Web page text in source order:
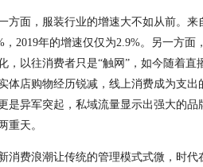
方面，服装行业的增速大不如从前。
，2019年的增速仅仅为2.9%。另一方
，以往消费者只是“触网”，如今随着直
体店购物经历锐减，线上消费成为支
是异军突起，私域流量显示出强大的品
重天。
消费浪潮让传统的管理模式式微，时